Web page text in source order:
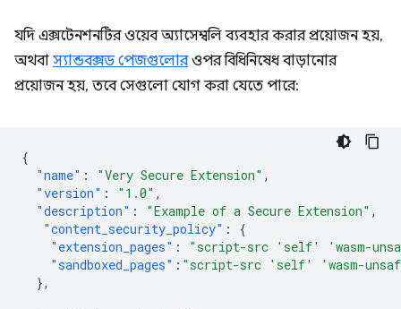
যদি এক্সটেনশনটির ওয়েব অ্যাসেম্বলি ব্যবহার করার প্রয়োজন হয়,
অথবা স্যান্ডবক্সড পেজগুলোরওপর বিধিনিষেধ বাড়ানোর
প্রয়োজন হয়, তবে সেগুলো যোগ করা যেতে পারে:
{
"name" : "Very Secure Extension" ,
"version" : "1.0" ,
"description" : "Example of a Secure Extension" ,
"content_security_policy" :
{
"extension_pages" :
"script-src 'self' 'wasm-
"sandboxed_pages" : "script-src 'self' 'wasm-
},